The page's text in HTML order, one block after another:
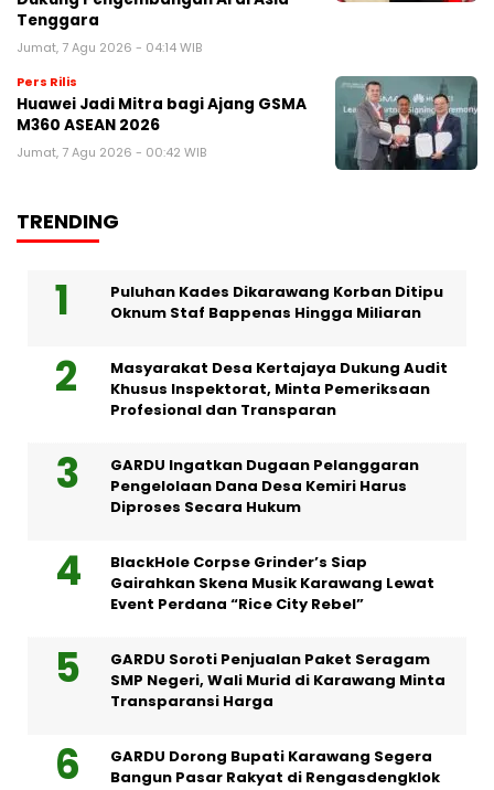
Tenggara
Jumat, 7 Agu 2026 - 04:14 WIB
Pers Rilis
Huawei Jadi Mitra bagi Ajang GSMA
M360 ASEAN 2026
Jumat, 7 Agu 2026 - 00:42 WIB
TRENDING
Puluhan Kades Dikarawang Korban Ditipu
Oknum Staf Bappenas Hingga Miliaran
Masyarakat Desa Kertajaya Dukung Audit
Khusus Inspektorat, Minta Pemeriksaan
Profesional dan Transparan
GARDU Ingatkan Dugaan Pelanggaran
Pengelolaan Dana Desa Kemiri Harus
Diproses Secara Hukum
BlackHole Corpse Grinder’s Siap
Gairahkan Skena Musik Karawang Lewat
Event Perdana “Rice City Rebel”
GARDU Soroti Penjualan Paket Seragam
SMP Negeri, Wali Murid di Karawang Minta
Transparansi Harga
GARDU Dorong Bupati Karawang Segera
Bangun Pasar Rakyat di Rengasdengklok